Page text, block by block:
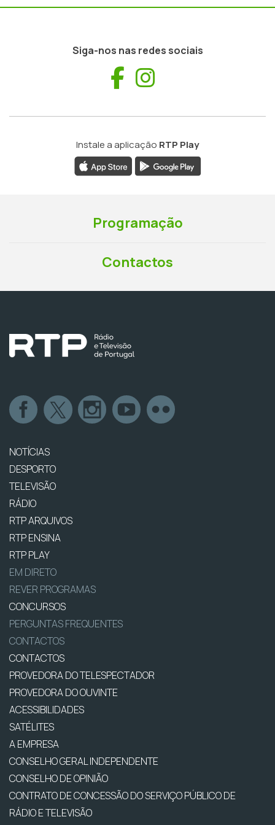
Siga-nos nas redes sociais
Facebook
Instale a aplicação RTP Play
Programação
Contactos
NOTÍCIAS
DESPORTO
TELEVISÃO
RÁDIO
RTP ARQUIVOS
RTP ENSINA
RTP PLAY
EM DIRETO
REVER PROGRAMAS
CONCURSOS
PERGUNTAS FREQUENTES
CONTACTOS
CONTACTOS
PROVEDORA DO TELESPECTADOR
PROVEDORA DO OUVINTE
ACESSIBILIDADES
SATÉLITES
A EMPRESA
CONSELHO GERAL INDEPENDENTE
CONSELHO DE OPINIÃO
CONTRATO DE CONCESSÃO DO SERVIÇO PÚBLICO DE
RÁDIO E TELEVISÃO